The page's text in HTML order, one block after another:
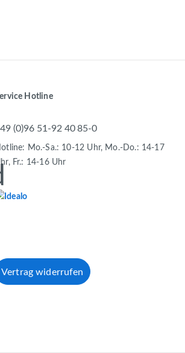
Hotline
(0)96 51-92 40 85-0
Mo.-Sa.: 10-12 Uhr, Mo.-Do.: 14-17
Fr.: 14-16 Uhr
Vertrag widerrufen